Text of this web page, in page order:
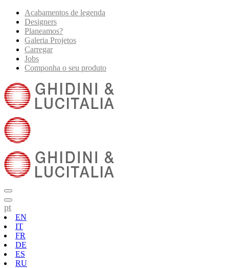
Acabamentos de legenda
Designers
Planeamos?
Galeria Projetos
Carregar
Jobs
Componha o seu produto
pt
EN
IT
FR
DE
ES
RU